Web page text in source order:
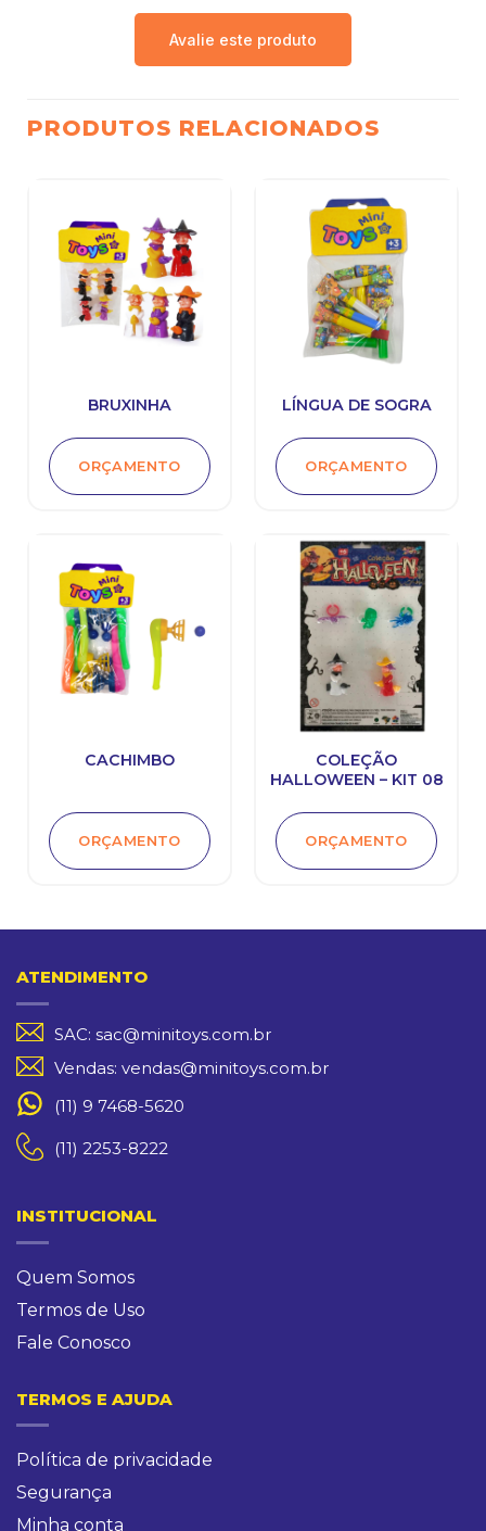
Avalie este produto
PRODUTOS RELACIONADOS
BRUXINHA
ORÇAMENTO
LÍNGUA DE SOGRA
ORÇAMENTO
CACHIMBO
ORÇAMENTO
COLEÇÃO
HALLOWEEN – KIT 08
ORÇAMENTO
ATENDIMENTO
SAC: sac@minitoys.com.br
Vendas: vendas@minitoys.com.br
(11) 9 7468-5620
(11) 2253-8222
INSTITUCIONAL
Quem Somos
Termos de Uso
Fale Conosco
TERMOS E AJUDA
Política de privacidade
Segurança
Minha conta